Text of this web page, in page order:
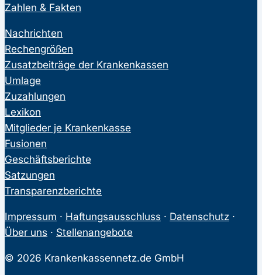
Zahlen & Fakten
Nachrichten
Rechengrößen
Zusatzbeiträge der Krankenkassen
Umlage
Zuzahlungen
Lexikon
Mitglieder je Krankenkasse
Fusionen
Geschäftsberichte
Satzungen
Transparenzberichte
Impressum · Haftungsausschluss · Datenschutz ·
Über uns · Stellenangebote
© 2026 Krankenkassennetz.de GmbH